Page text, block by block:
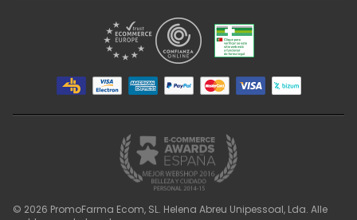
© 2026 PromoFarma Ecom, SL. Helena Abreu Unipessoal, Lda. Alle